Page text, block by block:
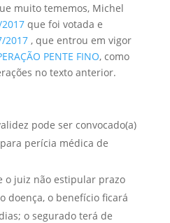
muito tememos, Michel
que foi votada e
2017, que entrou em vigor
PENTE FINO, como
no texto anterior.
pode ser convocado(a)
perícia médica de
o juiz não estipular prazo
doença, o benefício ficará
o segurado terá de